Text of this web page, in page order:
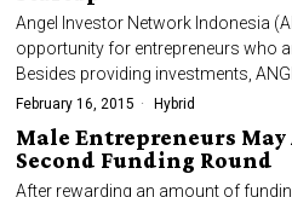
Angel Investor Network Indonesia
opportunity for entrepreneurs who
Besides providing investments,
February 16, 2015 Hybrid
Male Entrepreneurs May
Second Funding Round
After rewarding an amount of